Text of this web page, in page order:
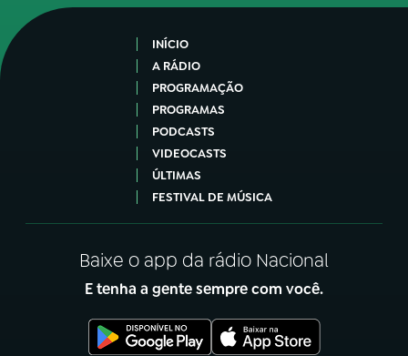
INÍCIO
A RÁDIO
PROGRAMAÇÃO
PROGRAMAS
PODCASTS
VIDEOCASTS
ÚLTIMAS
FESTIVAL DE MÚSICA
Baixe o app da rádio Nacional
E tenha a gente sempre com você.